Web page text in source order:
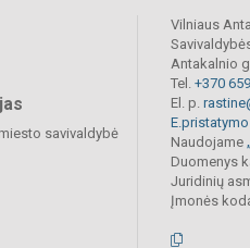
savivaldybė
Vilniaus
Antakalnio
Tel. +370
El. p.
E.pristatymo
Naudojame
Duomenys
Juridinių
Įmonės